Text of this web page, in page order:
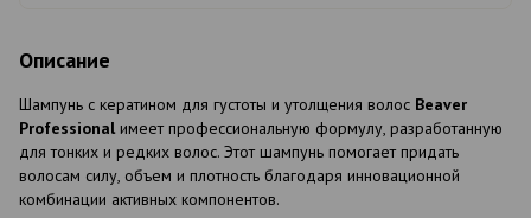
Описание
Шампунь с кератином для густоты и утолщения волос Beaver
Professional имеет профессиональную формулу, разработанную
для тонких и редких волос. Этот шампунь помогает придать
волосам силу, объем и плотность благодаря инновационной
комбинации активных компонентов.